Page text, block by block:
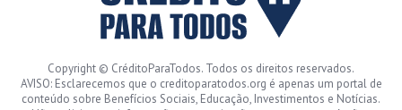
Copyright © CréditoParaTodos. Todos os direitos reservados.
AVISO: Esclarecemos que o creditoparatodos.org é apenas um portal de
conteúdo sobre Benefícios Sociais, Educação, Investimentos e Notícias.